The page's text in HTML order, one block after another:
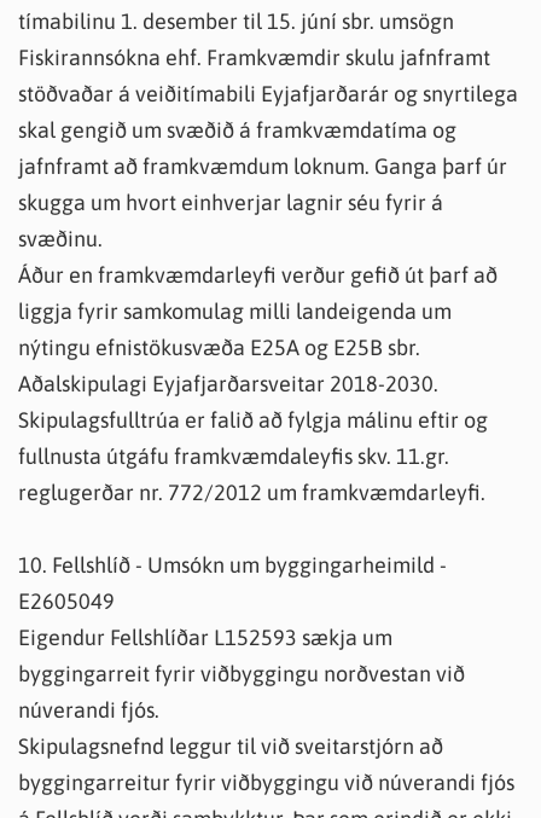
tímabilinu 1. desember til 15. júní sbr. umsögn
Fiskirannsókna ehf. Framkvæmdir skulu jafnframt
stöðvaðar á veiðitímabili Eyjafjarðarár og snyrtilega
skal gengið um svæðið á framkvæmdatíma og
jafnframt að framkvæmdum loknum. Ganga þarf úr
skugga um hvort einhverjar lagnir séu fyrir á
svæðinu.
Áður en framkvæmdarleyfi verður gefið út þarf að
liggja fyrir samkomulag milli landeigenda um
nýtingu efnistökusvæða E25A og E25B sbr.
Aðalskipulagi Eyjafjarðarsveitar 2018-2030.
Skipulagsfulltrúa er falið að fylgja málinu eftir og
fullnusta útgáfu framkvæmdaleyfis skv. 11.gr.
reglugerðar nr. 772/2012 um framkvæmdarleyfi.
10. Fellshlíð - Umsókn um byggingarheimild -
E2605049
Eigendur Fellshlíðar L152593 sækja um
byggingarreit fyrir viðbyggingu norðvestan við
núverandi fjós.
Skipulagsnefnd leggur til við sveitarstjórn að
byggingarreitur fyrir viðbyggingu við núverandi fjós